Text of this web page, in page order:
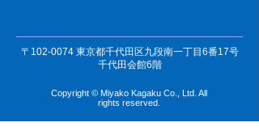
〒102-0074 東京都千代田区九段南一丁目6番17号
千代田会館6階
Copyright © Miyako Kagaku Co., Ltd. All
rights reserved.